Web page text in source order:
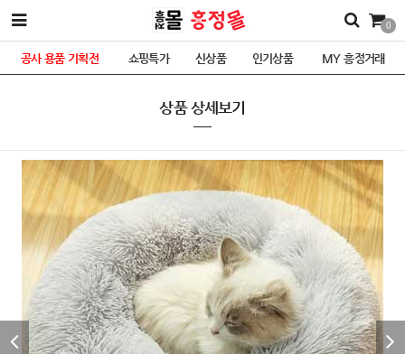
0
공사 용품 기획전 쇼핑특가 신상품 인기상품 MY 흥정거래
상품 상세보기